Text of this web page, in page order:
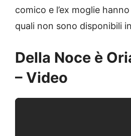
comico e l’ex moglie
quali non sono disponibili
Della Noce è
– Video